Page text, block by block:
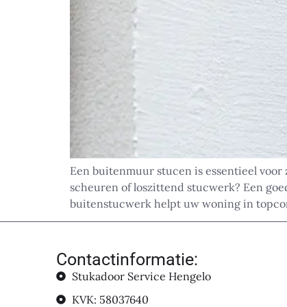
Een buitenmuur stucen is essentieel
scheuren of loszittend stucwerk? Een
buitenstucwerk helpt uw woning in
Contactinformatie:
Stukadoor Service Hengelo
KVK: 58037640